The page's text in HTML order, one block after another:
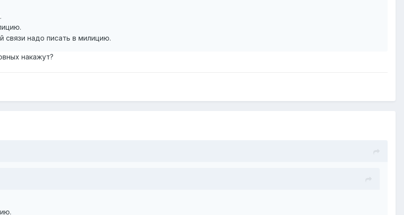
надо писать в милицию.
накажут?